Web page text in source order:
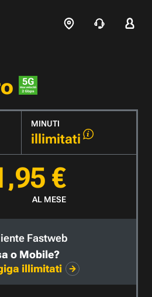
MINUTI
illimitati
€
AL MESE
Fastweb
o Mobile?
illimitati